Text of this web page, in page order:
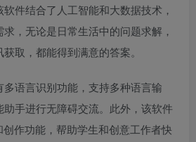
件结合了人工智能和大数据技术，
，无论是日常生活中的问题求解，
取，都能得到满意的答案。
多语言识别功能，支持多种语言输
助手进行无障碍交流。此外，该软件
作功能，帮助学生和创意工作者快